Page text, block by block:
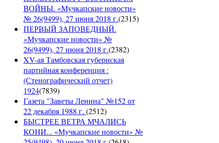
ВОЙНЫ. «Мучкапские новости»
№ 26(9499), 27 июня 2018 г.(2315)
ПЕРВЫЙ ЗАПОВЕДНЫЙ.
«Мучкапские новости» №
26(9499), 27 июня 2018 г.(2382)
XV-ая Тамбовская губернская
партийная конференция :
(Стенографический отчет)
1924(7839)
Газета "Заветы Ленина" №152 от
22 декабря 1988 г. (2512)
БЫСТРЕЕ ВЕТРА МЧАЛИСЬ
КОНИ... «Мучкапские новости» №